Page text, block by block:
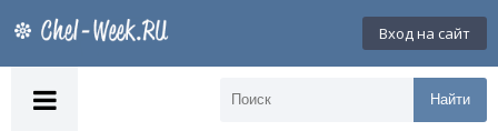
Вход на сайт
Найти